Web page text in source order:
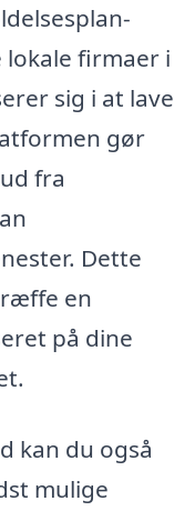
firmaer i
sig i at lave
gør
fra
Dette
en
på dine
kan du også
mulige